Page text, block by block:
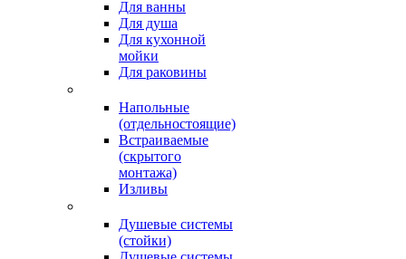
Для ванны
Для душа
Для кухонной
мойки
Для раковины
Напольные
(отдельностоящие)
Встраиваемые
(скрытого
монтажа)
Изливы
Душевые системы
(стойки)